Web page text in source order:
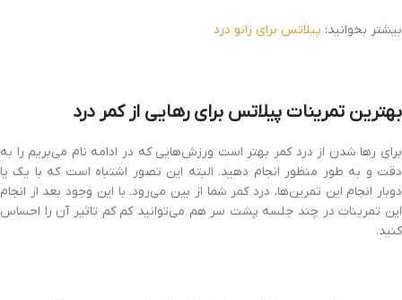
بیشتر بخوانید: پیلاتس برای زانو درد
بهترین تمرینات پیلاتس برای رهایی از کمر درد
برای رها شدن از درد کمر بهتر است ورزش‌هایی که در ادامه نام می‌بریم را به
دقت و به طور منظور انجام دهید. البته این تصور اشتباه است که با یک یا
دوبار انجام این تمرین‌ها، درد کمر شما از بین می‌رود. با این وجود بعد از انجام
این تمرینات در چند جلسه پشت سر هم می‌توانید کم کم تاثیر آن را احساس
کنید.